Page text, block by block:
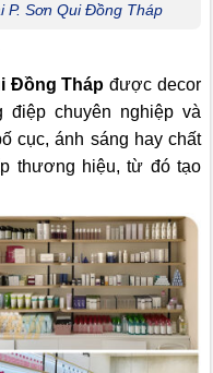
P. Sơn Qui Đồng Tháp
Đồng Tháp được decor
điệp chuyên nghiệp và
cục, ánh sáng hay chất
thương hiệu, từ đó tạo